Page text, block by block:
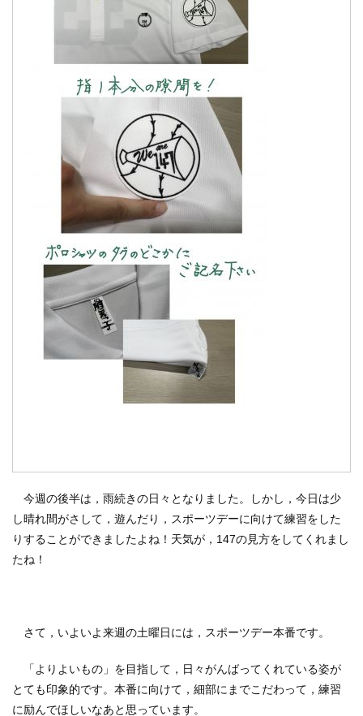
今週の後半は，雨続きの日々となりました。しかし，今日は少
し晴れ間がさして，遊んだり，スポーツデーに向けて練習をした
りすることができましたよね！天気が，147の見方をしてくれまし
たね！
さて，いよいよ来週の土曜日には，スポーツデー本番です。
「よりよいもの」を目指して，日々がんばってくれている姿が
とても印象的です。本番に向けて，細部にまでこだわって，練習
に励んでほしいなあと思っています。